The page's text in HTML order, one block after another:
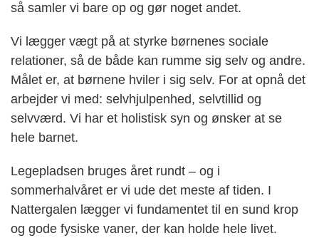
så samler vi bare op og gør noget andet.
Vi lægger vægt på at styrke børnenes sociale
relationer, så de både kan rumme sig selv og andre.
Målet er, at børnene hviler i sig selv. For at opnå det
arbejder vi med: selvhjulpenhed, selvtillid og
selvværd. Vi har et holistisk syn og ønsker at se
hele barnet.
Legepladsen bruges året rundt – og i
sommerhalvåret er vi ude det meste af tiden. I
Nattergalen lægger vi fundamentet til en sund krop
og gode fysiske vaner, der kan holde hele livet.